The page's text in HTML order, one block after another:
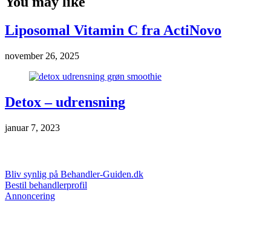
Liposomal Vitamin C fra ActiNovo
november 26, 2025
Detox – udrensning
januar 7, 2023
Bliv synlig på Behandler-Guiden.dk
Bestil behandlerprofil
Annoncering